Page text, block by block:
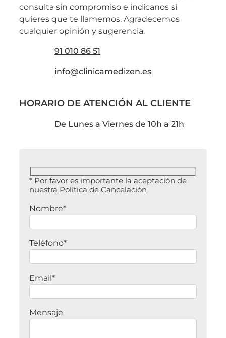
consulta sin compromiso e indícanos si
quieres que te llamemos. Agradecemos
cualquier opinión y sugerencia.
91 010 86 51
info@clinicamedizen.es
HORARIO DE ATENCIÓN AL CLIENTE
De Lunes a Viernes de 10h a 21h
* Por favor es importante la aceptación de
nuestra Política de Cancelación
Nombre*
Teléfono*
Email*
Mensaje